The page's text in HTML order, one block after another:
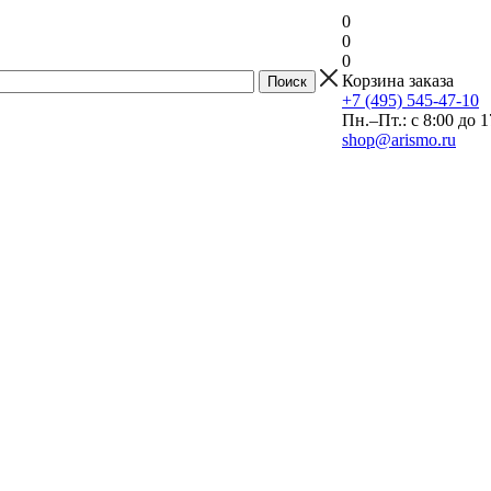
0
0
0
Корзина заказа
+7 (495) 545-47-10
Пн.–Пт.: с 8:00 до
shop@arismo.ru